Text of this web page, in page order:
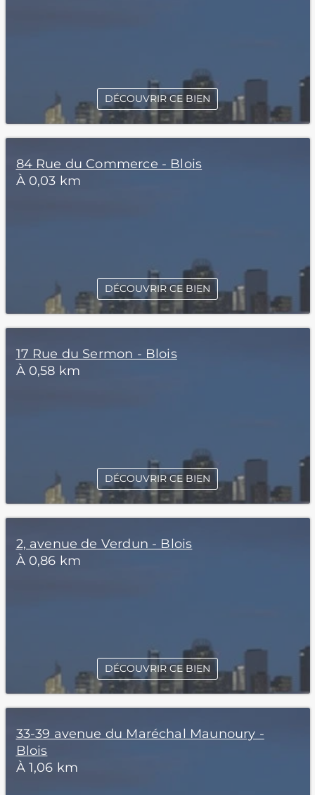
DÉCOUVRIR CE BIEN
84 Rue du Commerce - Blois
À 0,03 km
DÉCOUVRIR CE BIEN
17 Rue du Sermon - Blois
À 0,58 km
DÉCOUVRIR CE BIEN
2, avenue de Verdun - Blois
À 0,86 km
DÉCOUVRIR CE BIEN
33-39 avenue du Maréchal Maunoury -
Blois
À 1,06 km